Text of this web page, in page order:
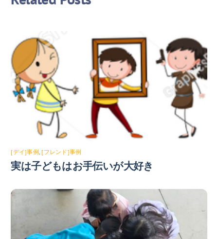
[デイ]事例, [フレンド]事例
実は子どもはお手伝いが大好き